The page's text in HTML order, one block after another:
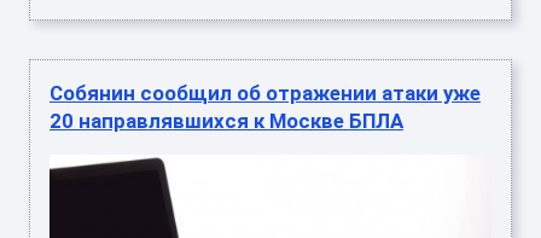
Собянин сообщил об отражении атаки уже
20 направлявшихся к Москве БПЛА